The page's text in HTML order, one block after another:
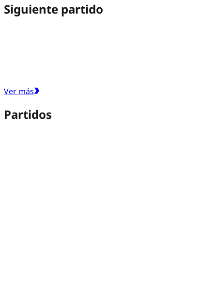
Siguiente partido
Ver más
Partidos